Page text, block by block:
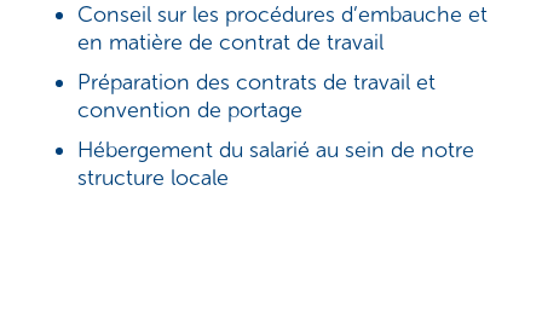
Conseil sur les procédures d’embauche et
en matière de contrat de travail
Préparation des contrats de travail et
convention de portage
Hébergement du salarié au sein de notre
structure locale